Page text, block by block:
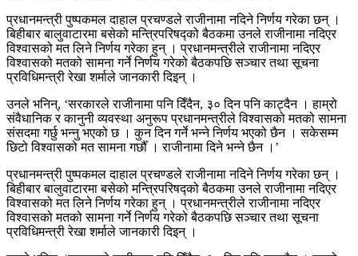
प्रधानमन्त्री पुष्पकमल दाहाल प्रचण्डले राजीनामा नदिने निर्णय गरेका छन् ।
बिहीबार बालुवाटारमा बसेको मन्त्रिपरिषद्को बैठकमा उनले राजीनामा नदिएर
विश्वासको मत लिने निर्णय गरेका हुन् । प्रधानमन्त्रीले राजीनामा नदिएर
विश्वासको मतको सामना गर्ने निर्णय गरेको बैठकपछि सञ्चार तथा सूचना
प्रविधिमन्त्री रेखा शर्माले जानकारी दिइन् ।
उनले भनिन्, ‘सरकारले राजीनामा पनि दिँदैन, ३० दिन पनि काट्दैन । हाम्रो
संवैधानिक र कानुनी व्यवस्था अनुरूप प्रधानमन्त्रीले विश्वासको मतको सामना
संसदमा गर्छु भन्नु भएको छ । कुन दिन गर्ने भन्ने निर्णय भएको छैन । सकेसम्म
छिटो विश्वासको मत सामना गर्छौँ । राजीनामा दिने भन्ने छैन ।’
प्रधानमन्त्री पुष्पकमल दाहाल प्रचण्डले राजीनामा नदिने निर्णय गरेका छन् ।
बिहीबार बालुवाटारमा बसेको मन्त्रिपरिषद्को बैठकमा उनले राजीनामा नदिएर
विश्वासको मत लिने निर्णय गरेका हुन् । प्रधानमन्त्रीले राजीनामा नदिएर
विश्वासको मतको सामना गर्ने निर्णय गरेको बैठकपछि सञ्चार तथा सूचना
प्रविधिमन्त्री रेखा शर्माले जानकारी दिइन् ।